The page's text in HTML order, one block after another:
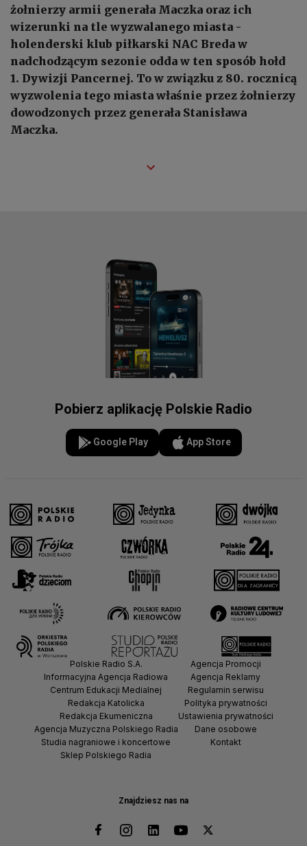
żołnierzy armii generała Maczka oraz ich
wizerunki na tle wyzwalanego miasta -
holenderski klub piłkarski NAC Breda w
nadchodzącym sezonie odda w ten sposób hołd
1. Dywizji Pancernej. To w związku z 80. rocznicą
wyzwolenia tego miasta właśnie przez żołnierzy
dowodzonych przez generała Stanisława
Maczka.
Pobierz aplikację Polskie Radio
Google Play App Store
Znajdziesz nas na
Polskie Radio S.A.
Informacyjna Agencja Radiowa
Centrum Edukacji Medialnej
Redakcja Katolicka
Redakcja Ekumeniczna
Agencja Muzyczna Polskiego Radia
Studia nagraniowe i koncertowe
Sklep Polskiego Radia
Agencja Promocji
Agencja Reklamy
Regulamin serwisu
Polityka prywatności
Ustawienia prywatności
Dane osobowe
Kontakt